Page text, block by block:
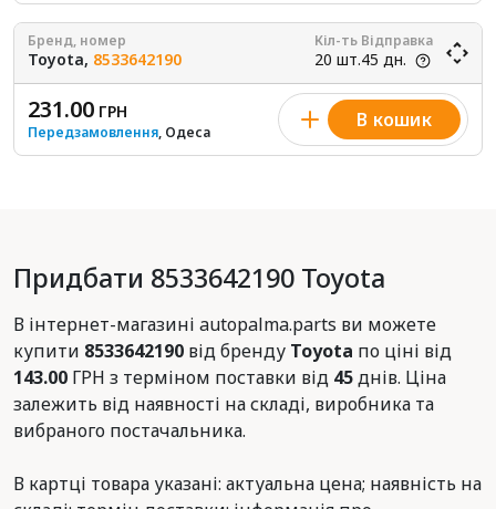
Бренд, номер
Toyota, 8533642190
Кіл-ть
20 шт.
Відправка
45 дн.
231.00 ГРН
Передзамовлення, Одеса
В кошик
Придбати 8533642190 Toyota
В інтернет-магазині autopalma.parts ви можете
купити 8533642190 від бренду Toyota по ціні від
143.00 ГРН з терміном поставки від 45днів. Ціна
залежить від наявності на складі, виробника та
вибраного постачальника.
В картці товара указані: актуальна цена; наявність на